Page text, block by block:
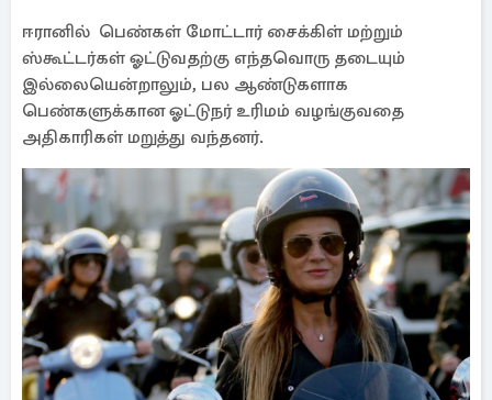
ஈரானில் பெண்கள் மோட்டார் சைக்கிள் மற்றும்
ஸ்கூட்டர்கள் ஓட்டுவதற்கு எந்தவொரு தடையும்
இல்லையென்றாலும், பல ஆண்டுகளாக
பெண்களுக்கான ஓட்டுநர் உரிமம் வழங்குவதை
அதிகாரிகள் மறுத்து வந்தனர்.